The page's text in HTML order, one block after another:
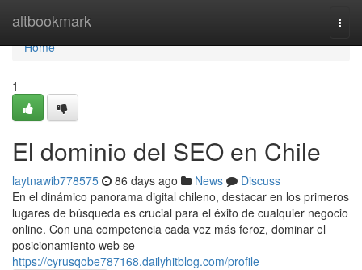
altbookmark
Home
Home
1
El dominio del SEO en Chile
laytnawib778575 86 days ago News
Discuss
En el dinámico panorama digital chileno, destacar en los primeros
lugares de búsqueda es crucial para el éxito de cualquier negocio
online. Con una competencia cada vez más feroz, dominar el
posicionamiento web se
https://cyrusqobe787168.dailyhitblog.com/profile